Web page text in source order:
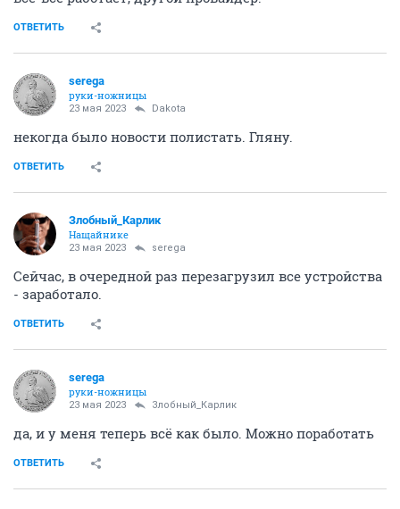
ОТВЕТИТЬ
serega
руки-ножницы
23 мая 2023 Dаkota
некогда было новости полистать. Гляну.
ОТВЕТИТЬ
Злобный_Карлик
Нащайнике
23 мая 2023 serega
Сейчас, в очередной раз перезагрузил все устройства
- заработало.
ОТВЕТИТЬ
serega
руки-ножницы
23 мая 2023 Злобный_Карлик
да, и у меня теперь всё как было. Можно поработать
ОТВЕТИТЬ